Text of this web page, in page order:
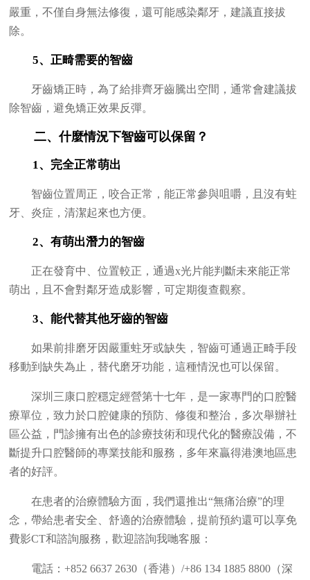
嚴重，不僅自身無法修復，還可能感染鄰牙，建議直接拔
除。
5、正畸需要的智齒
牙齒矯正時，為了給排齊牙齒騰出空間，通常會建議拔
除智齒，避免矯正效果反彈。
二、什麼情況下智齒可以保留？
1、完全正常萌出
智齒位置周正，咬合正常，能正常參與咀嚼，且沒有蛀
牙、炎症，清潔起來也方便。
2、有萌出潛力的智齒
正在發育中、位置較正，通過x光片能判斷未來能正常
萌出，且不會對鄰牙造成影響，可定期復查觀察。
3、能代替其他牙齒的智齒
如果前排磨牙因嚴重蛀牙或缺失，智齒可通過正畸手段
移動到缺失為止，替代磨牙功能，這種情況也可以保留。
深圳三康口腔穩定經營第十七年，是一家專門的口腔醫
療單位，致力於口腔健康的預防、修復和整治，多次舉辦社
區公益，門診擁有出色的診療技術和現代化的醫療設備，不
斷提升口腔醫師的專業技能和服務，多年來贏得港澳地區患
者的好評。
在患者的治療體驗方面，我們還推出“無痛治療”的理
念，帶給患者安全、舒適的治療體驗，提前預約還可以享免
費影CT和諮詢服務，歡迎諮詢我哋客服：
電話：+852 6637 2630（香港）/+86 134 1885 8800（深